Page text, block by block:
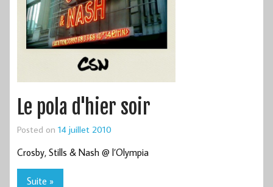
Le pola d'hier soir
Posted on 14 juillet 2010
Crosby, Stills & Nash @ l’Olympia
Suite »